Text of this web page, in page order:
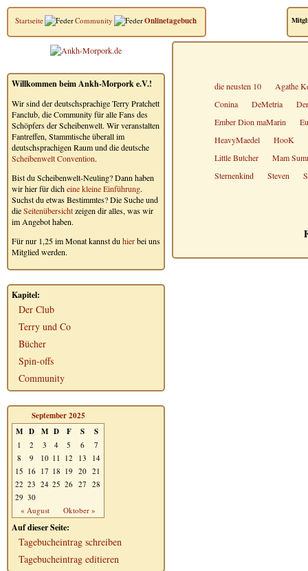
Startseite Community Onlinetagebuch
Willkommen beim Ankh-Morpork e.V.!
Wir sind der deutschsprachige Terry Pratchett
Fanclub, die Community für alle Fans des
Schöpfers der Scheibenwelt. Wir veranstalten
Fantreffen, Stammtische überall im
deutschsprachigen Raum und die deutsche
Scheibenwelt Convention.
Bist du Scheibenwelt-Neuling? Dann haben
wir hier für dicheine kleine Einführung.
Suchst du etwas Bestimmtes? Die Suche und
dieSeitenübersichtzeigen dir alles, was wir
im Angebot haben.
Für nur 1,25 im Monat kannst du hierbei uns
Mitglied werden.
Kapitel:
Der Club
Terry und Co
Bücher
Spin-offs
Community
September 2025
M D M D F S S
« August Oktober »
1 2 3 4 5 6
7
8
9 10 11 12 13
14
15 16 17 18 19 20 21
22 23 24 25 26 27 28
29 30
Auf dieser Seite:
Tagebucheintrag schreiben
Tagebucheintrag editieren
die neusten 10
Agathe
Conina
DeMetria
Ember Dion maMarin
HeavyMaedel
HooK
Little Butcher
Mam
Sternenkind
Steven